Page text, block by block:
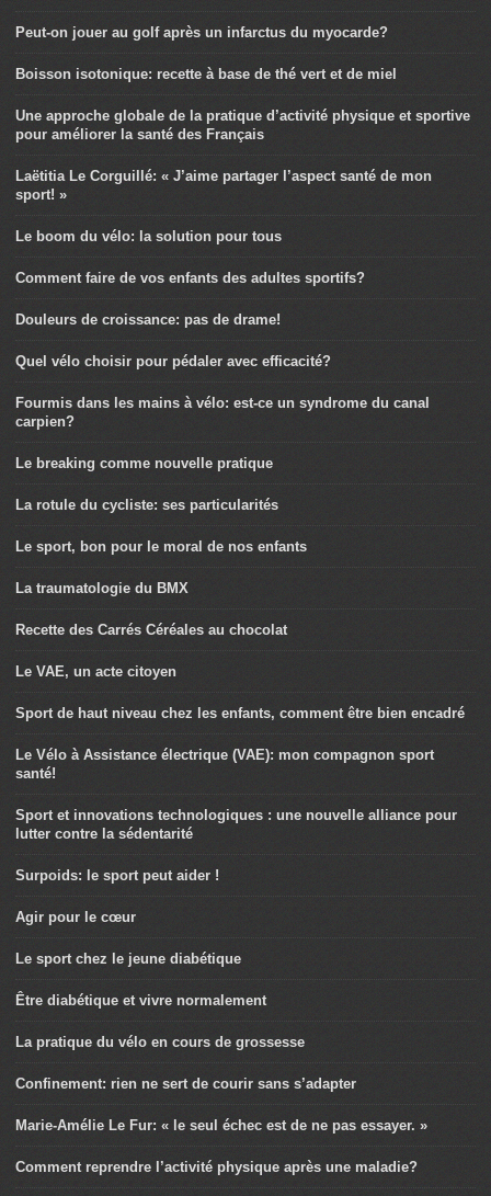
Peut-on jouer au golf après un infarctus du myocarde?
Boisson isotonique: recette à base de thé vert et de miel
Une approche globale de la pratique d’activité physique et sportive
pour améliorer la santé des Français
Laëtitia Le Corguillé: « J’aime partager l’aspect santé de mon
sport! »
Le boom du vélo: la solution pour tous
Comment faire de vos enfants des adultes sportifs?
Douleurs de croissance: pas de drame!
Quel vélo choisir pour pédaler avec efficacité?
Fourmis dans les mains à vélo: est-ce un syndrome du canal
carpien?
Le breaking comme nouvelle pratique
La rotule du cycliste: ses particularités
Le sport, bon pour le moral de nos enfants
La traumatologie du BMX
Recette des Carrés Céréales au chocolat
Le VAE, un acte citoyen
Sport de haut niveau chez les enfants, comment être bien encadré
Le Vélo à Assistance électrique (VAE): mon compagnon sport
santé!
Sport et innovations technologiques : une nouvelle alliance pour
lutter contre la sédentarité
Surpoids: le sport peut aider !
Agir pour le cœur
Le sport chez le jeune diabétique
Être diabétique et vivre normalement
La pratique du vélo en cours de grossesse
Confinement: rien ne sert de courir sans s’adapter
Marie-Amélie Le Fur: « le seul échec est de ne pas essayer. »
Comment reprendre l’activité physique après une maladie?